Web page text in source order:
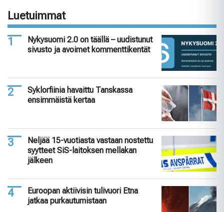
Luetuimmat
Nykysuomi 2.0 on täällä – uudistunut
sivusto ja avoimet kommenttikentät
Syklorfiinia havaittu Tanskassa
ensimmäistä kertaa
Neljää 15-vuotiasta vastaan nostettu
syytteet SiS-laitoksen mellakan
jälkeen
Euroopan aktiivisin tulivuori Etna
jatkaa purkautumistaan